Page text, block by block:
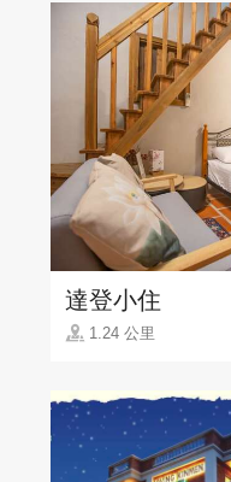
達登小住
1.24 公里